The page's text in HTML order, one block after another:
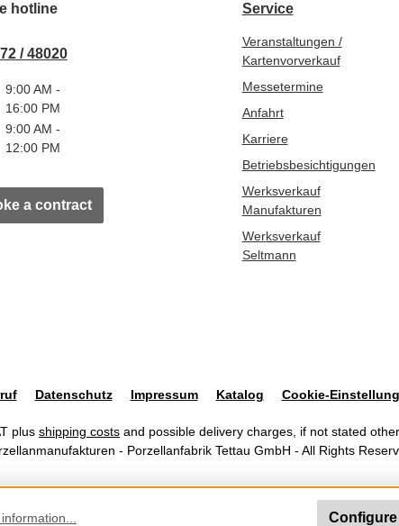
hotline
/ 48020
9:00 AM -
16:00 PM
9:00 AM -
12:00 PM
a contract
Service
Veranstaltungen /
Kartenvorverkauf
Messetermine
Anfahrt
Karriere
Betriebsbesichtigungen
Werksverkauf
Manufakturen
Werksverkauf
Seltmann
Datenschutz Impressum Katalog Cookie-
plus shipping costs and possible delivery charges, if not stated
- Porzellanfabrik Tettau GmbH - All Rights
Configure